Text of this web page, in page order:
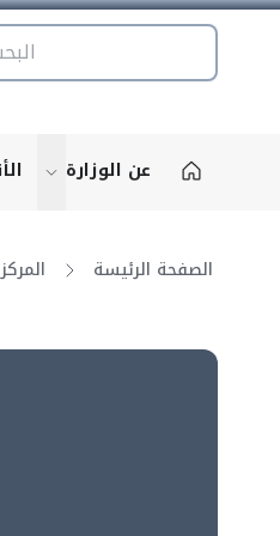
عن الوزارة
الصفحة الرئيسة